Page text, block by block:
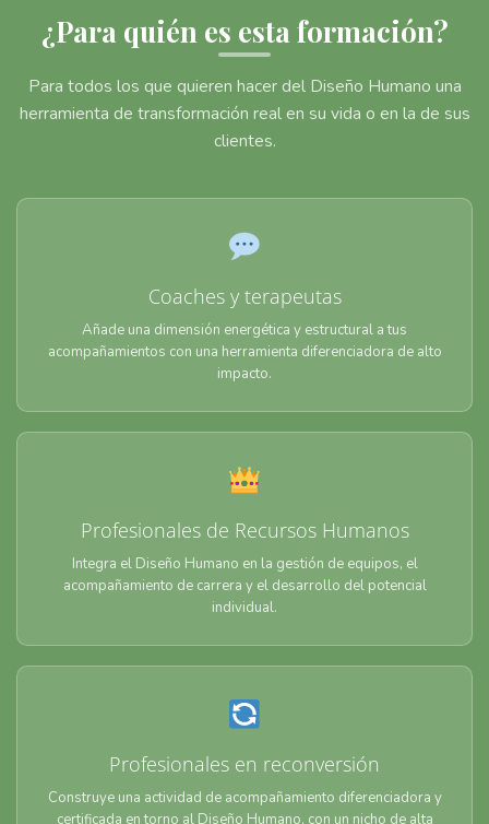
¿Para quién es esta formación?
Para todos los que quieren hacer del Diseño Humano una
herramienta de transformación real en su vida o en la de sus
clientes.
Coaches y terapeutas
Añade una dimensión energética y estructural a tus
acompañamientos con una herramienta diferenciadora de alto
impacto.
Profesionales de Recursos Humanos
Integra el Diseño Humano en la gestión de equipos, el
acompañamiento de carrera y el desarrollo del potencial
individual.
Profesionales en reconversión
Construye una actividad de acompañamiento diferenciadora y
certificada en torno al Diseño Humano, con un nicho de alta